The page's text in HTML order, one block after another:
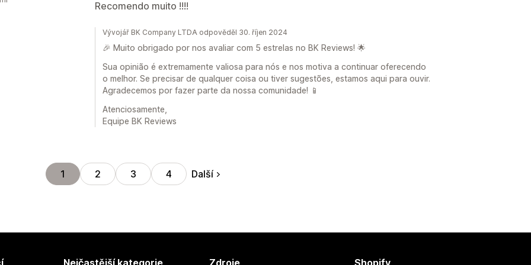
Recomendo muito !!!!
Vývojář BK Company LTDA odpověděl 30. říjen 2024
🎉 Muito obrigado por nos avaliar com 5 estrelas no BK Reviews! 🌟
Sua opinião é extremamente valiosa para nós e nos motiva a continuar oferecendo
o melhor. Se precisar de qualquer coisa ou tiver sugestões, estamos aqui para ouvir.
Agradecemos por fazer parte da nossa comunidade! 📱
Atenciosamente,
Equipe BK Reviews
1 2 3 4 Další
Nejčastější kategorie Zdroje Shopify